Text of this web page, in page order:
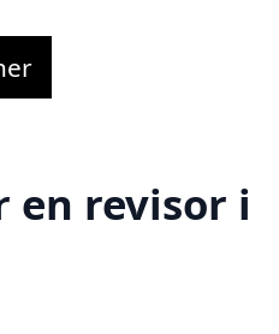
en revisor i